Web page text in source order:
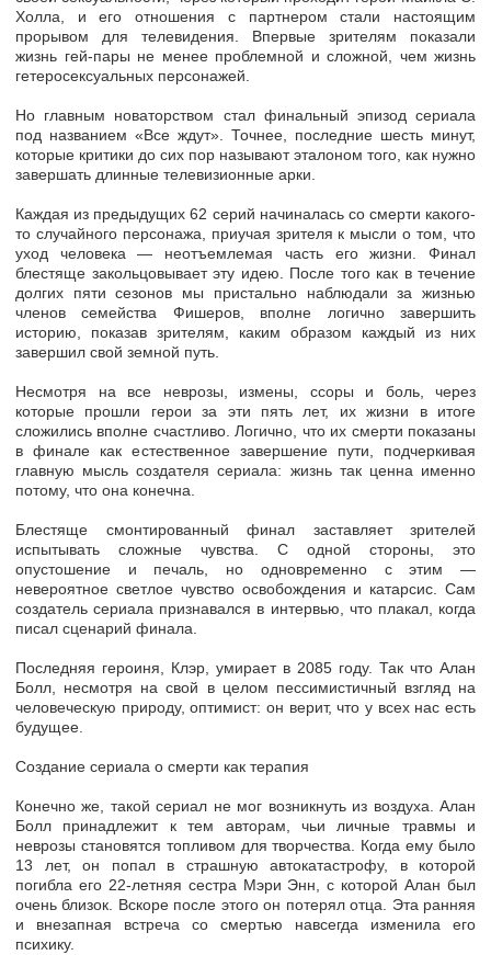
Холла, и его отношения с партнером стали настоящим
прорывом для телевидения. Впервые зрителям показали
жизнь гей-пары не менее проблемной и сложной, чем жизнь
гетеросексуальных персонажей.
Но главным новаторством стал финальный эпизод сериала
под названием «Все ждут». Точнее, последние шесть минут,
которые критики до сих пор называют эталоном того, как нужно
завершать длинные телевизионные арки.
Каждая из предыдущих 62 серий начиналась со смерти какого-
то случайного персонажа, приучая зрителя к мысли о том, что
уход человека — неотъемлемая часть его жизни. Финал
блестяще закольцовывает эту идею. После того как в течение
долгих пяти сезонов мы пристально наблюдали за жизнью
членов семейства Фишеров, вполне логично завершить
историю, показав зрителям, каким образом каждый из них
завершил свой земной путь.
Несмотря на все неврозы, измены, ссоры и боль, через
которые прошли герои за эти пять лет, их жизни в итоге
сложились вполне счастливо. Логично, что их смерти показаны
в финале как естественное завершение пути, подчеркивая
главную мысль создателя сериала: жизнь так ценна именно
потому, что она конечна.
Блестяще смонтированный финал заставляет зрителей
испытывать сложные чувства. С одной стороны, это
опустошение и печаль, но одновременно с этим —
невероятное светлое чувство освобождения и катарсис. Сам
создатель сериала признавался в интервью, что плакал, когда
писал сценарий финала.
Последняя героиня, Клэр, умирает в 2085 году. Так что Алан
Болл, несмотря на свой в целом пессимистичный взгляд на
человеческую природу, оптимист: он верит, что у всех нас есть
будущее.
Создание сериала о смерти как терапия
Конечно же, такой сериал не мог возникнуть из воздуха. Алан
Болл принадлежит к тем авторам, чьи личные травмы и
неврозы становятся топливом для творчества. Когда ему было
13 лет, он попал в страшную автокатастрофу, в которой
погибла его 22-летняя сестра Мэри Энн, с которой Алан был
очень близок. Вскоре после этого он потерял отца. Эта ранняя
и внезапная встреча со смертью навсегда изменила его
психику.